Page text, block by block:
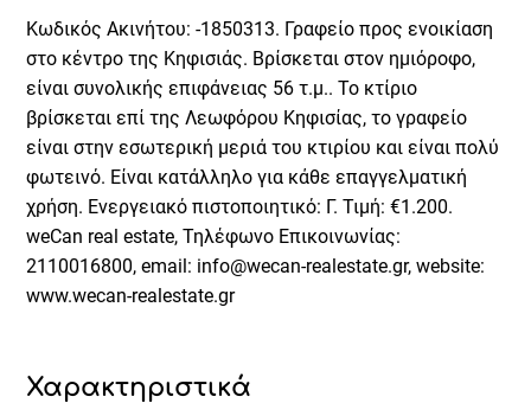
Κωδικός Ακινήτου: -1850313. Γραφείο προς ενοικίαση
στο κέντρο της Κηφισιάς. Βρίσκεται στον ημιόροφο,
είναι συνολικής επιφάνειας 56 τ.μ.. Το κτίριο
βρίσκεται επί της Λεωφόρου Κηφισίας, το γραφείο
είναι στην εσωτερική μεριά του κτιρίου και είναι πολύ
φωτεινό. Είναι κατάλληλο για κάθε επαγγελματική
χρήση. Ενεργειακό πιστοποιητικό: Γ. Τιμή: €1.200.
weCan real estate, Τηλέφωνο Επικοινωνίας:
2110016800, email: info@wecan-realestate.gr, website:
www.wecan-realestate.gr
Χαρακτηριστικά